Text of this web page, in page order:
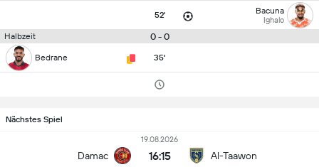
52' Bacuna
Ighalo
Halbzeit 0 - 0
Bedrane 35'
Nächstes Spiel
Damac
19.08.2026
16:15 Al-Taawon